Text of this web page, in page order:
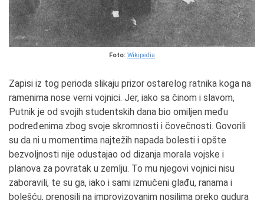
Foto: Wikipedia
Zapisi iz tog perioda slikaju prizor ostarelog ratnika koga na
ramenima nose verni vojnici. Jer, iako sa činom i slavom,
Putnik je od svojih studentskih dana bio omiljen među
podređenima zbog svoje skromnosti i čovečnosti. Govorili
su da ni u momentima najtežih napada bolesti i opšte
bezvoljnosti nije odustajao od dizanja morala vojske i
planova za povratak u zemlju. To mu njegovi vojnici nisu
zaboravili, te su ga, iako i sami izmučeni glađu, ranama i
bolešću, prenosili na improvizovanim nosilima preko gudura